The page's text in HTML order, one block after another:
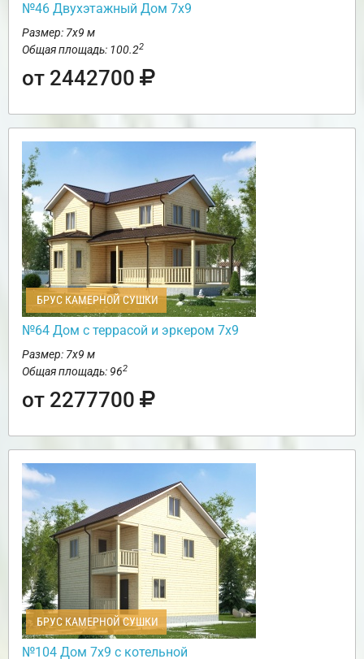
№46 Двухэтажный Дом 7х9
Размер: 7х9 м
Общая площадь: 100.22
от 2442700
БРУС КАМЕРНОЙ СУШКИ
№64 Дом с террасой и эркером 7х9
Размер: 7х9 м
Общая площадь: 962
от 2277700
БРУС КАМЕРНОЙ СУШКИ
№104 Дом 7х9 с котельной